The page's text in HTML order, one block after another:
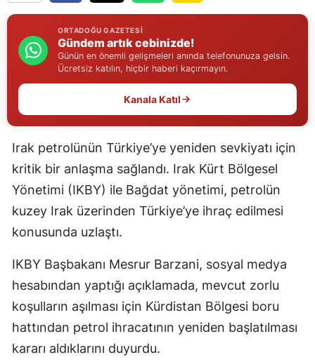
Erzurum
Eskişehir
Gaziantep
Giresun
Gümüşhane
Hakkari
Hatay
Mersin
İzmir
Kars
ORTADOĞU GAZETESI
Gündem artık cebinizde!
Günün en önemli gelişmeleri anında telefonunuza gelsin.
Ücretsiz katılın, hiçbir haberi kaçırmayın.
Kanala Katıl
Irak petrolünün Türkiye’ye yeniden sevkiyatı için
kritik bir anlaşma sağlandı. Irak Kürt Bölgesel
Yönetimi (IKBY) ile Bağdat yönetimi, petrolün
kuzey Irak üzerinden Türkiye’ye ihraç edilmesi
konusunda uzlaştı.
IKBY Başbakanı Mesrur Barzani, sosyal medya
hesabından yaptığı açıklamada, mevcut zorlu
koşulların aşılması için Kürdistan Bölgesi boru
hattından petrol ihracatının yeniden başlatılması
kararı aldıklarını duyurdu.